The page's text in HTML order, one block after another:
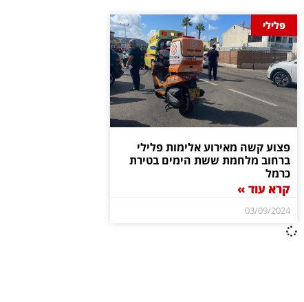
פלילי
פצוע קשה מאירוע אלימות פלילי
ברחוב מלחמת ששת הימים בטירת
כרמל
קרא עוד »
03/09/2024